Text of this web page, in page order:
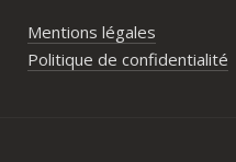
Mentions légales
Politique de confidentialité